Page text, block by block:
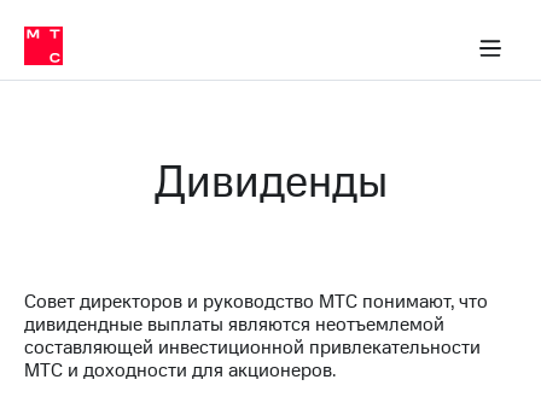
Медиа-центр
и акционерам
Устойчивое развитие
Комплаенс и деловая этика
компании
Карьера
Руководство
региона
Правовая
Пресс-
о технологиях
Дивиденды
Совет директоров и руководство МТС понимают, что
дивидендные выплаты являются неотъемлемой
составляющей инвестиционной привлекательности
МТС и доходности для акционеров.